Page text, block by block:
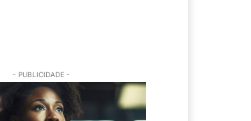
- PUBLICIDADE -